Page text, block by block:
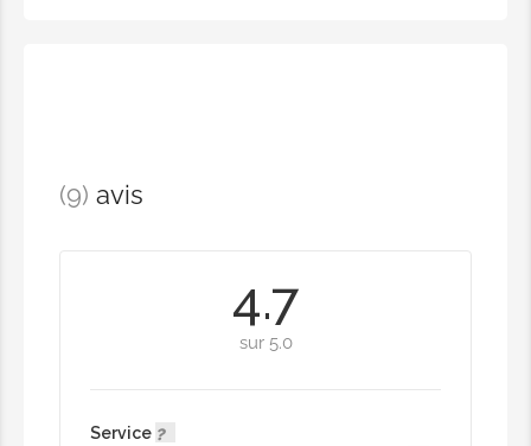
Maillot brésilien
(9) avis
4.7
sur 5.0
Service